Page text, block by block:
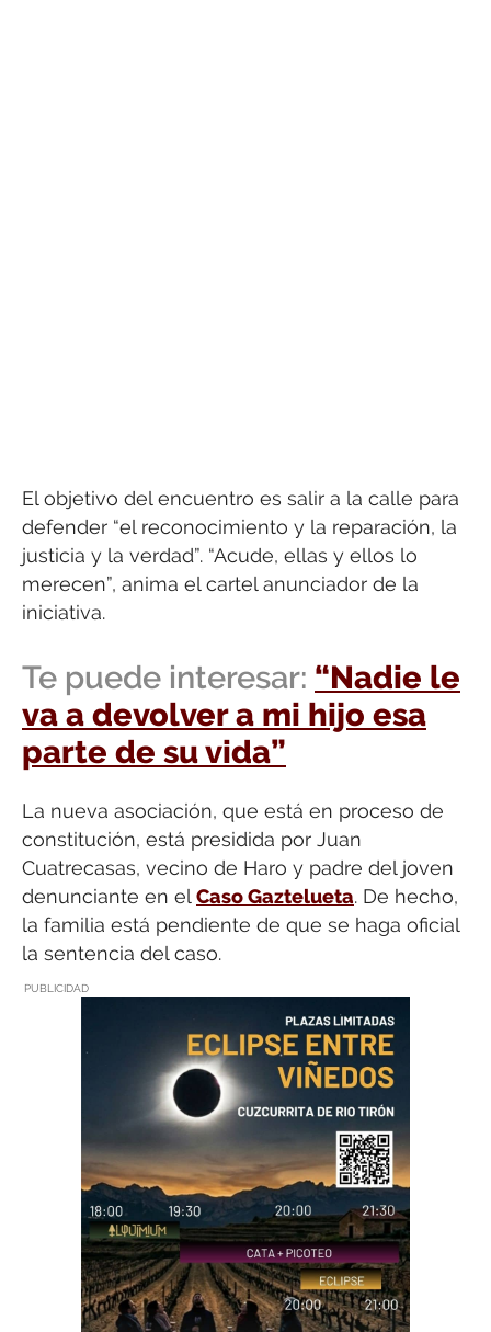
El objetivo del encuentro es salir a la calle para
defender “el reconocimiento y la reparación, la
justicia y la verdad”. “Acude, ellas y ellos lo
merecen”, anima el cartel anunciador de la
iniciativa.
Te puede interesar: “Nadie le
va a devolver a mi hijo esa
parte de su vida”
La nueva asociación, que está en proceso de
constitución, está presidida por Juan
Cuatrecasas, vecino de Haro y padre del joven
denunciante en el Caso Gaztelueta. De hecho,
la familia está pendiente de que se haga oficial
la sentencia del caso.
PUBLICIDAD